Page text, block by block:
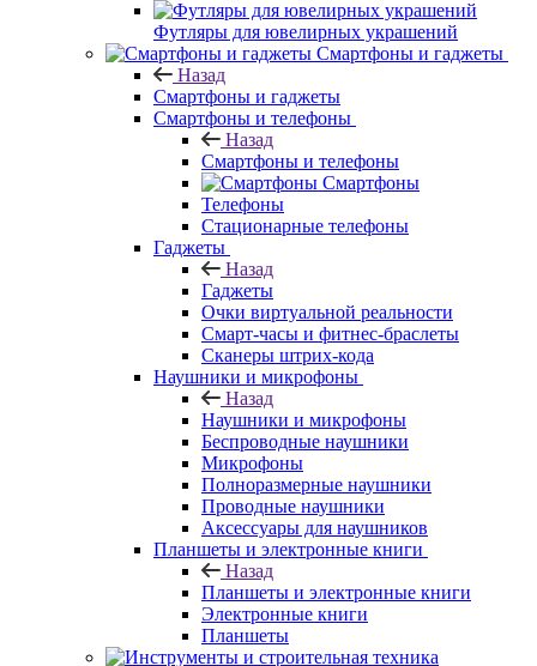
Футляры для ювелирных украшений
Смартфоны и гаджеты
Назад
Смартфоны и гаджеты
Смартфоны и телефоны
Назад
Смартфоны и телефоны
Смартфоны
Телефоны
Стационарные телефоны
Гаджеты
Назад
Гаджеты
Очки виртуальной реальности
Смарт-часы и фитнес-браслеты
Сканеры штрих-кода
Наушники и микрофоны
Назад
Наушники и микрофоны
Беспроводные наушники
Микрофоны
Полноразмерные наушники
Проводные наушники
Аксессуары для наушников
Планшеты и электронные книги
Назад
Планшеты и электронные книги
Электронные книги
Планшеты